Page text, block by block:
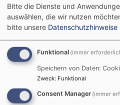
Glaubensverkündigung an
anlässlich von
Projekten.
Wichtige Tage/Feste für
Neben den christlichen
Ostern, die für alle
Bitte die Dienste und
auswählen, die wir nutzen
bitte unsere Datenschutzhinweise
Funktional (immer
Speichern von Daten:
Zweck: Funktional
Consent Manager (immer